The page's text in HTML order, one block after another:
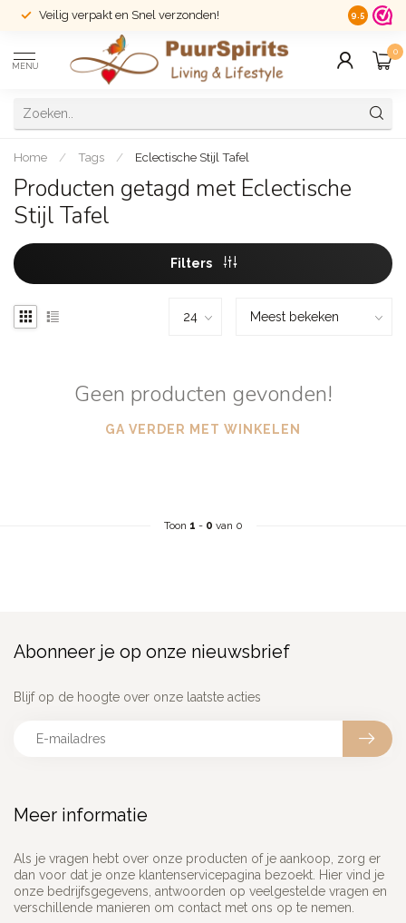
Veilig verpakt en Snel verzonden! 14 dagen
9.5
MENU
0
Home / Tags / Eclectische Stijl Tafel
Producten getagd met Eclectische
Stijl Tafel
Filters
Geen producten gevonden!
GA VERDER MET WINKELEN
Toon 1 - 0 van 0
Meer informatie
Als je vragen hebt over onze producten of je aankoop, zorg er
dan voor dat je onze klantenservicepagina bezoekt. Hier vind je
onze bedrijfsgegevens, antwoorden op veelgestelde vragen en
verschillende manieren om contact met ons op te nemen.
Abonneer je op onze nieuwsbrief
Blijf op de hoogte over onze laatste acties